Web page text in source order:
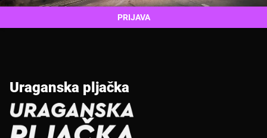
Uraganska pljačka
PRIJAVA